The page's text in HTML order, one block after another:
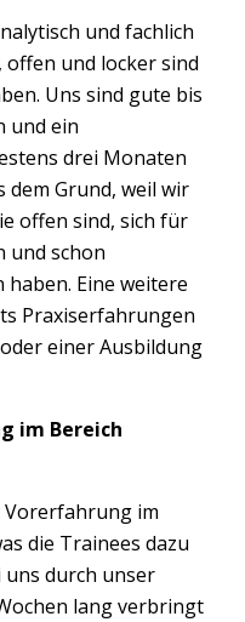
und fachlich
und locker sind
Uns sind gute bis
und ein
drei Monaten
dem Grund, weil wir
offen sind, sich für
und schon
Eine weitere
Praxiserfahrungen
einer Ausbildung
im Bereich
Vorerfahrung im
die Trainees dazu
uns durch unser
lang verbringt